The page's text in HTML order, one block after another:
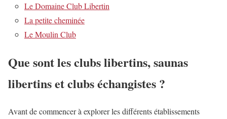
Le Domaine Club Libertin
La petite cheminée
Le Moulin Club
Que sont les clubs libertins, saunas
libertins et clubs échangistes ?
Avant de commencer à explorer les différents établissements